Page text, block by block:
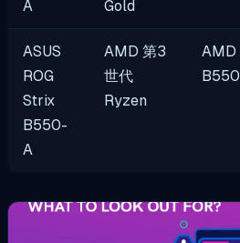
A
Gold
ASUS
ROG
Strix
B550-
A
AMD 第3
世代
Ryzen
AMD
B550